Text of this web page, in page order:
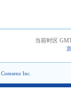
当前时区
Comsenz Inc.